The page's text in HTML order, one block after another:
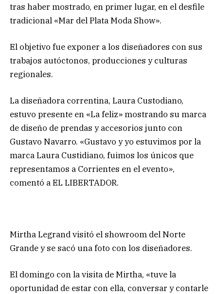
tras haber mostrado, en primer lugar, en el desfile
tradicional «Mar del Plata Moda Show».
El objetivo fue exponer a los diseñadores con sus
trabajos autóctonos, producciones y culturas
regionales.
La diseñadora correntina, Laura Custodiano,
estuvo presente en «La feliz» mostrando su marca
de diseño de prendas y accesorios junto con
Gustavo Navarro. «Gustavo y yo estuvimos por la
marca Laura Custidiano, fuimos los únicos que
representamos a Corrientes en el evento»,
comentó a EL LIBERTADOR.
Mirtha Legrand visitó el showroom del Norte
Grande y se sacó una foto con los diseñadores.
El domingo con la visita de Mirtha, «tuve la
oportunidad de estar con ella, conversar y contarle